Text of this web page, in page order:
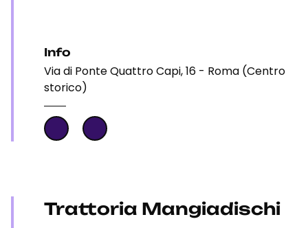
Info
Via di Ponte Quattro Capi, 16 - Roma (Centro
storico)
Trattoria Mangiadischi